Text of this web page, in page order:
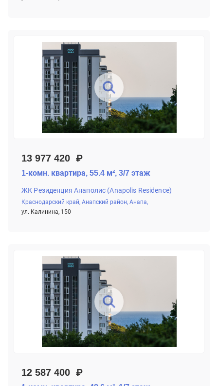
1-комн. квартира, 55.4 м², 3/7 этаж
ЖК Резиденция Анаполис (Anapolis Residence)
Краснодарский край, Анапский район, Анапа,
ул. Калинина, 150
13 977 420 ₽
12 587 400 ₽